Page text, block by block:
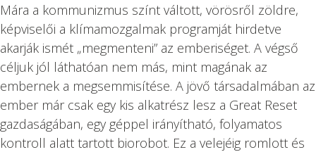
Mára a kommunizmus színt váltott, vörösről zöldre,
képviselői a klímamozgalmak programját hirdetve
akarják ismét „megmenteni” az emberiséget. A végső
céljuk jól láthatóan nem más, mint magának az
embernek a megsemmisítése. A jövő társadalmában az
ember már csak egy kis alkatrész lesz a Great Reset
gazdaságában, egy géppel irányítható, folyamatos
kontroll alatt tartott biorobot. Ez a velejéig romlott és